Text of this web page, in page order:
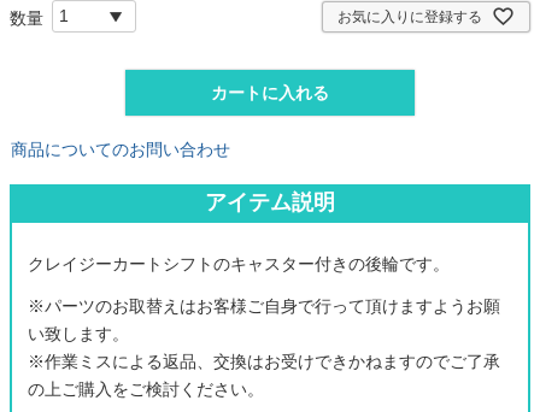
アイテム説明
クレイジーカートシフトのキャスター付きの後輪です。
※パーツのお取替えはお客様ご自身で行って頂けますようお願
い致します。
※作業ミスによる返品、交換はお受けできかねますのでご了承
の上ご購入をご検討ください。
お気に入りに登録する
カートに入れる
商品についてのお問い合わせ